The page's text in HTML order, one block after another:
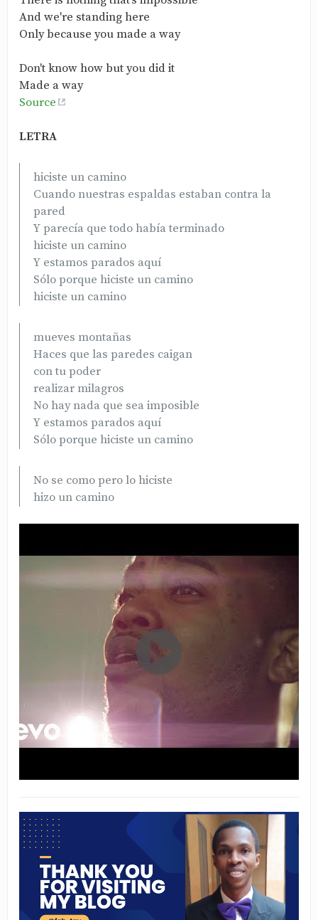
And we're standing here
Only because you made a way
Don't know how but you did it
Made a way
Source
LETRA
hiciste un camino
Cuando nuestras espaldas estaban contra la
pared
Y parecía que todo había terminado
hiciste un camino
Y estamos parados aquí
Sólo porque hiciste un camino
hiciste un camino
mueves montañas
Haces que las paredes caigan
con tu poder
realizar milagros
No hay nada que sea imposible
Y estamos parados aquí
Sólo porque hiciste un camino
No se como pero lo hiciste
hizo un camino